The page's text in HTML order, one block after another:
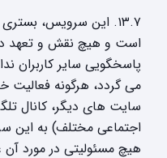
۱۳.۷. این سرویس،
است و هیچ نقش و تعهد
پاسخگویی سایر کاربران
می گردد، هرگونه فعالیت
سایت های دیگر، کانال
اجتماعی مختلف) به این
هیچ مسئولیتی در مورد آن